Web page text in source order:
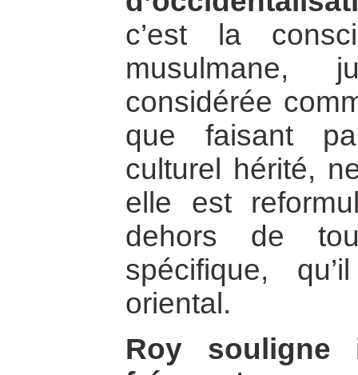
c’est la
musulmane,
considérée
que faisant
culturel hérité,
elle est
dehors de
spécifique,
oriental.
Roy souligne